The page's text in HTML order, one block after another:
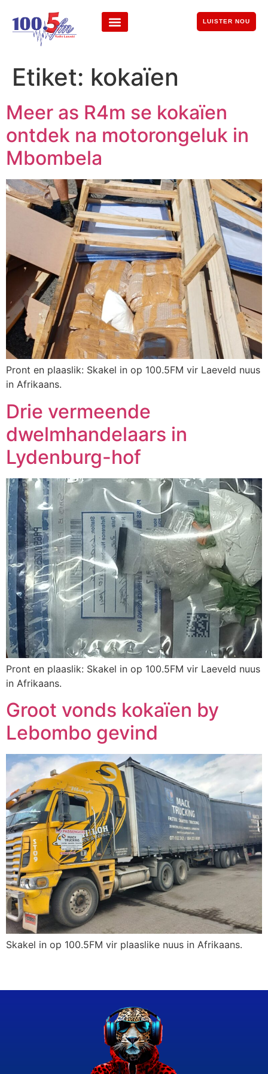
LUISTER NOU
Etiket: kokaïen
Meer as R4m se kokaïen
ontdek na motorongeluk in
Mbombela
Pront en plaaslik: Skakel in op 100.5FM vir Laeveld nuus
in Afrikaans.
Drie vermeende
dwelmhandelaars in
Lydenburg-hof
Pront en plaaslik: Skakel in op 100.5FM vir Laeveld nuus
in Afrikaans.
Groot vonds kokaïen by
Lebombo gevind
Skakel in op 100.5FM vir plaaslike nuus in Afrikaans.